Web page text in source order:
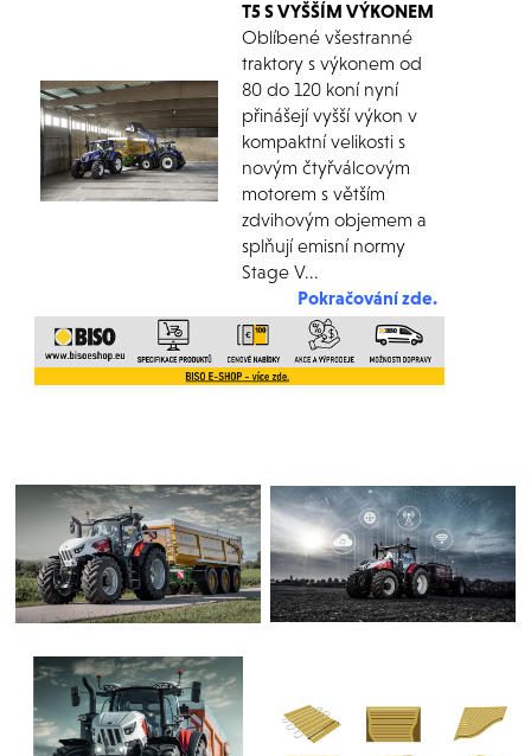
T5 S VYŠŠÍM VÝKONEM
Oblíbené všestranné
traktory s výkonem od
80 do 120 koní nyní
přinášejí vyšší výkon v
kompaktní velikosti s
novým čtyřválcovým
motorem s větším
zdvihovým objemem a
splňují emisní normy
Stage V...
Pokračování zde.